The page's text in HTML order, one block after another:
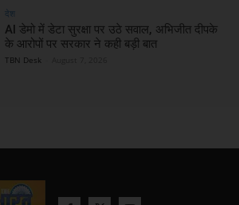
देश
AI डेमो में डेटा सुरक्षा पर उठे सवाल, अभिजीत दीपके
के आरोपों पर सरकार ने कही बड़ी बात
TBN Desk